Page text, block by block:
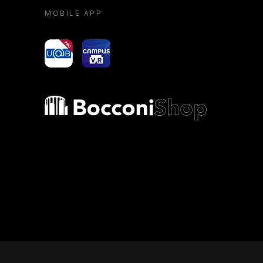
MOBILE APP
yoU@B Campus VR
Bocconi shop